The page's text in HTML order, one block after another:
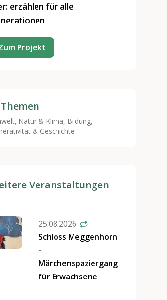
erzählen für alle
Projekt
Themen
Natur & Klima, Bildung,
& Geschichte
Veranstaltungen
25.08.2026
Schloss Meggenhorn
-
Märchenspaziergang
für Erwachsene